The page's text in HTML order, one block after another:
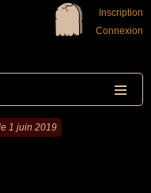
Inscription
Connexion
1 juin 2019